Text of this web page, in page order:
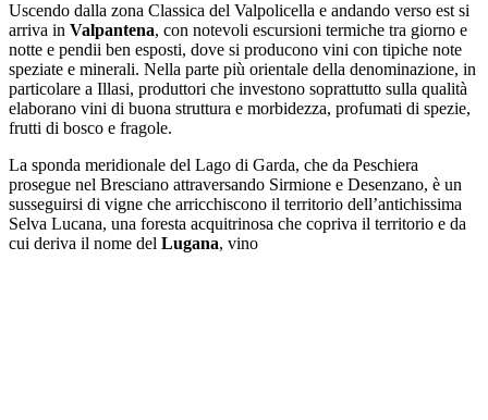
Uscendo dalla zona Classica del Valpolicella e andando verso est si
arriva in Valpantena, con notevoli escursioni termiche tra giorno e
notte e pendii ben esposti, dove si producono vini con tipiche note
speziate e minerali. Nella parte più orientale della denominazione, in
particolare a Illasi, produttori che investono soprattutto sulla qualità
elaborano vini di buona struttura e morbidezza, profumati di spezie,
frutti di bosco e fragole.
La sponda meridionale del Lago di Garda, che da Peschiera
prosegue nel Bresciano attraversando Sirmione e Desenzano, è un
susseguirsi di vigne che arricchiscono il territorio dell’antichissima
Selva Lucana, una foresta acquitrinosa che copriva il territorio e da
cui deriva il nome del Lugana, vino